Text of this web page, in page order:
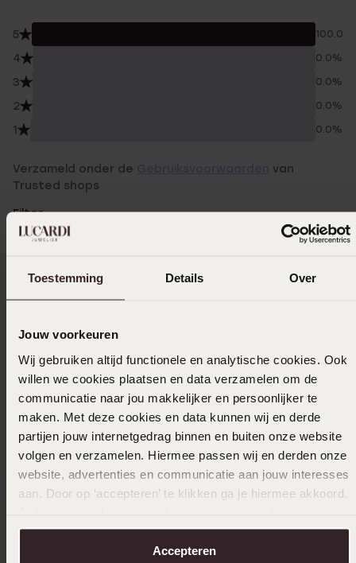
Toestemming Details Over
Jouw voorkeuren
Wij gebruiken altijd functionele en analytische cookies. Ook
willen we cookies plaatsen en data verzamelen om de
communicatie naar jou makkelijker en persoonlijker te
maken. Met deze cookies en data kunnen wij en derde
partijen jouw internetgedrag binnen en buiten onze website
volgen en verzamelen. Hiermee passen wij en derden onze
website, advertenties en communicatie aan jouw interesses
aan. Door op ‘accepteren’ te klikken ga je hiermee akkoord.
over in onscookiebeleid.
Accepteren
5 100.0%
4 0.0%
3 0.0%
2 0.0%
1 0.0%
Verzameld onder de
van
Trusted shops
Filter
14-07-2025 - Marietta P.
13-12-2024 - Melrisa Seintje
Goed kwaliteit.Ben blij
05-12-2024 - Joke V.
geinig voor weinig ,top kado voor de
Toon meer